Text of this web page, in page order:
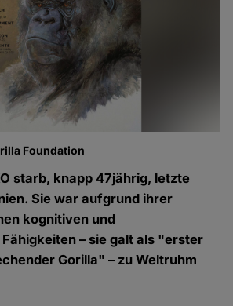
Foundation
starb, knapp 47jährig, letzte
Sie war aufgrund ihrer
kognitiven und
– sie galt als "erster
Gorilla" – zu Weltruhm